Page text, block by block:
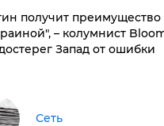
получит преимущество
– колумнист
Запад от ошибки
Сеть